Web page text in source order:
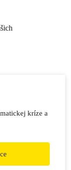
kríze a